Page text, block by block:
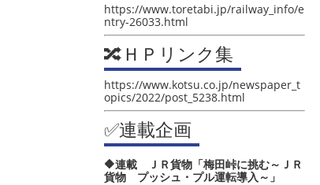
https://www.toretabi.jp/railway_info/e
ntry-26033.html
🔀ＨＰリンク集
https://www.kotsu.co.jp/newspaper_t
opics/2022/post_5238.html
✅連載企画
🔶連載 ＪＲ貨物「梅田峠に挑む～ＪＲ
貨物 プッシュ・プル運転導入～」